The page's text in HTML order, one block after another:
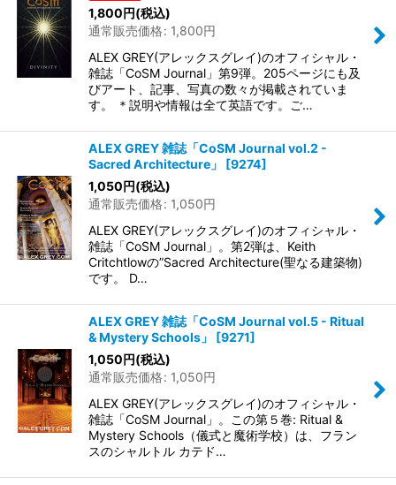
並び順:
絞り込む
1,800円(税込)
通常販売価格: 1,800円
ALEX GREY(アレックスグレイ)のオフィシャル・
雑誌「CoSM Journal」第9弾。205ページにも及
びアート、記事、写真の数々が掲載されていま
す。 ＊説明や情報は全て英語です。ご…
ALEX GREY 雑誌「CoSM Journal vol.2 -
Sacred Architecture」
[9274]
1,050円(税込)
通常販売価格: 1,050円
ALEX GREY(アレックスグレイ)のオフィシャル・
雑誌「CoSM Journal」。第2弾は、Keith
Critchtlowの”Sacred Architecture(聖なる建築物)
です。 D…
ALEX GREY 雑誌「CoSM Journal vol.5 - Ritual
& Mystery Schools」
[9271]
1,050円(税込)
通常販売価格: 1,050円
ALEX GREY(アレックスグレイ)のオフィシャル・
雑誌「CoSM Journal」。この第５巻: Ritual &
Mystery Schools（儀式と魔術学校）は、フラン
スのシャルトル カテド…